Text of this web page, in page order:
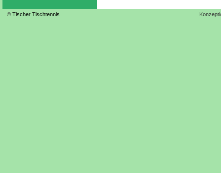
© Tischer Tischtennis